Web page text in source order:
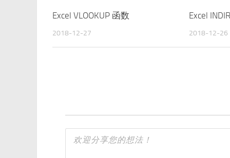
Excel VLOOKUP 函数
2018-12-27
Excel
2018-12-26